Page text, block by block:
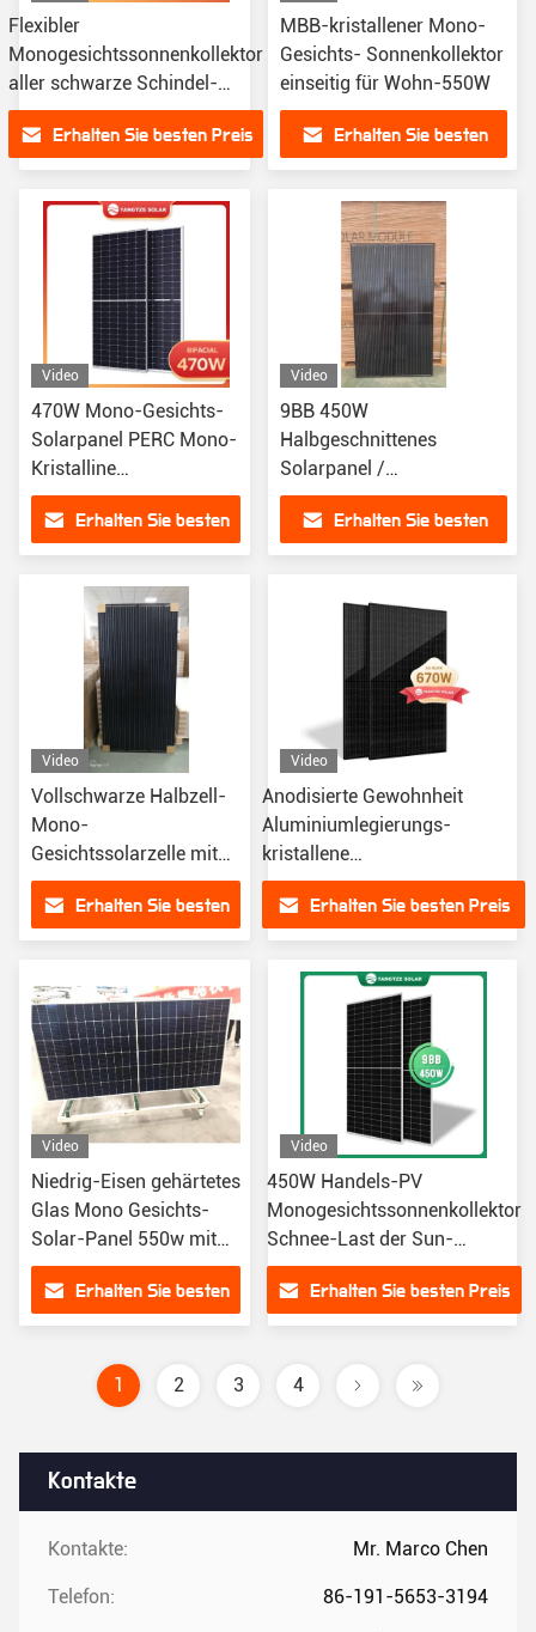
Kontakte
Kontakte: Mr. Marco Chen
Telefon: 86-191-5653-3194
Flexibler
Monogesichtssonnenkollektor
aller schwarze Schindel-
Dach-Haken 480w
Erhalten Sie besten Preis
MBB-kristallener Mono-
Gesichts- Sonnenkollektor
einseitig für Wohn-550W
Erhalten Sie besten
Video
470W Mono-Gesichts-
Solarpanel PERC Mono-
Kristalline
Halbschnittzelle
Erhalten Sie besten
Video
9BB 450W
Halbgeschnittenes
Solarpanel /
Vollschwarzes Mono-
Gesichts-Solarpanel hohe
Effizienz
Erhalten Sie besten
Video
Vollschwarze Halbzell-
Mono-
Gesichtssolarzelle mit
TUV 36V 590 Watt
Erhalten Sie besten
Video
Anodisierte Gewohnheit
Aluminiumlegierungs-
kristallene
Monogesichtssonnenkollektor-
PERC Half Cells 670W
Erhalten Sie besten Preis
Video
Niedrig-Eisen gehärtetes
Glas Mono Gesichts-
Solar-Panel 550w mit
30 Jahren Garantie
Erhalten Sie besten
Video
450W Handels-PV
Monogesichtssonnenkollektor
Schnee-Last der Sun-
Täfelungs-Zellen5400pa
Erhalten Sie besten Preis
1 2 3 4